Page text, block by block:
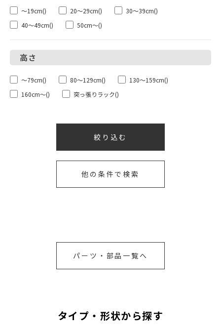
～19cm() 20～29cm() 30～39cm()
40～49cm() 50cm～()
～79cm() 80～129cm() 130～159cm()
160cm～() 突っ張りラック()
他の条件で検索
パーツ・部品一覧へ
タイプ・形状から探す